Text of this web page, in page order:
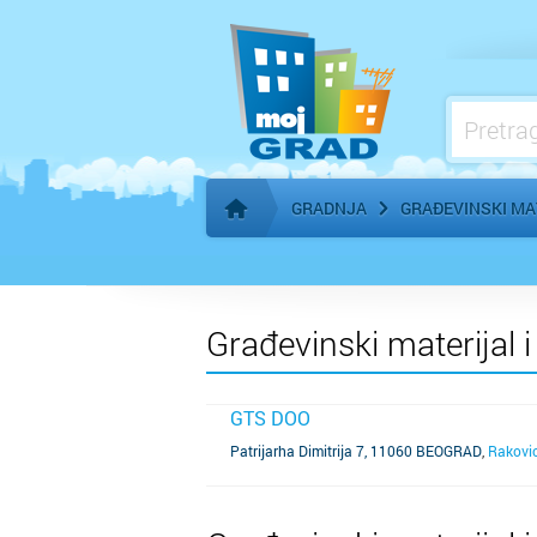
Početna stranica
GRADNJA GRAĐEVINSKI
Građevinsko zemljište i izgradnja
Grejanje, klimatizacija
Građevinski materijal
GTS DOO
Patrijarha Dimitrija 7, 11060 BEOGRAD